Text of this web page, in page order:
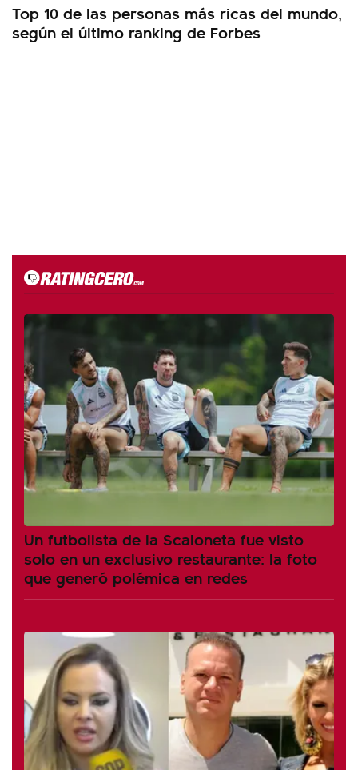
Top 10 de las personas más ricas del mundo,
según el último ranking de Forbes
Un futbolista de la Scaloneta fue visto
solo en un exclusivo restaurante: la foto
que generó polémica en redes